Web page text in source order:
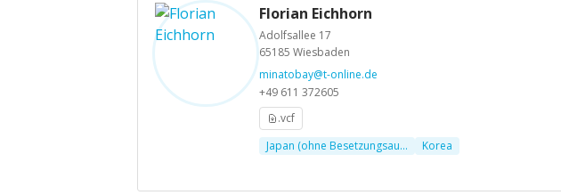
Florian Eichhorn
Adolfsallee 17
65185 Wiesbaden
minatobay@t-online.de
+49 611 372605
.vcf
Japan (ohne Besetzungsau...
Korea